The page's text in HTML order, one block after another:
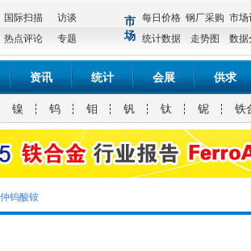
国际扫描
访谈
热点评论 专题
市
场
每日价格 钢厂采购 市场
统计数据
走势图 数据
资讯 统计 会展 供求
镍 钨 钼 钒 钛 铌 铁
仲钨酸铵